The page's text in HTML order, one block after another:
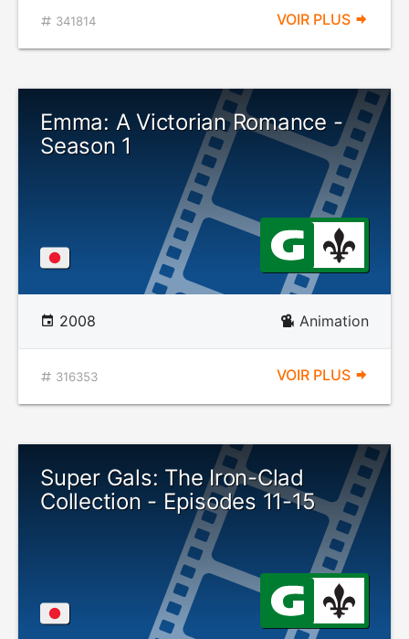
341814 VOIR PLUS
Emma: A Victorian Romance -
Season 1
2008 Animation
316353 VOIR PLUS
Super Gals: The Iron-Clad
Collection - Episodes 11-15